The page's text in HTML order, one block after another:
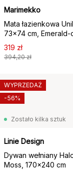
Marimekko
Mata łazienkowa
73x74 cm,
mole
319 zł
394,20 zł
Zostało kilka sztuk
Linie Design
Dywan wełniany
Moss, 170x240 cm
WYPRZEDAŻ
-56%